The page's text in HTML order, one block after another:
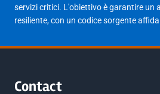
servizi critici. L'obiettivo è garantire un
resiliente, con un codice sorgente
Contact